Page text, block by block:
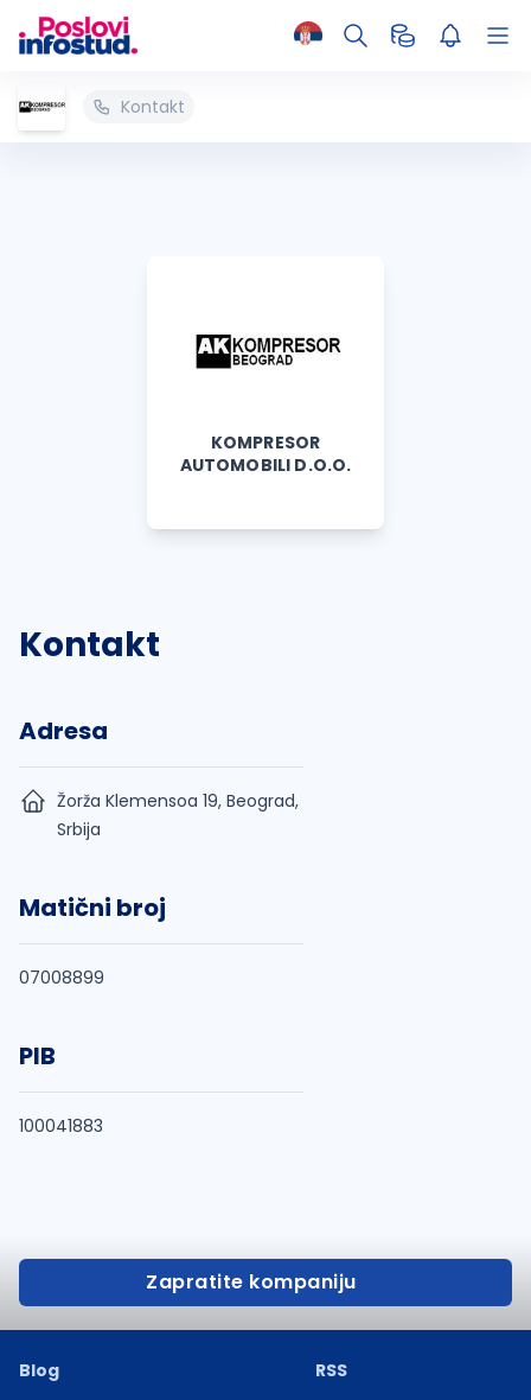
Kontakt
KOMPRESOR
AUTOMOBILI D.O.O.
Kontakt
Adresa
Žorža Klemensoa 19, Beograd,
Srbija
Matični broj
07008899
PIB
100041883
Zapratite kompaniju
Blog
RSS